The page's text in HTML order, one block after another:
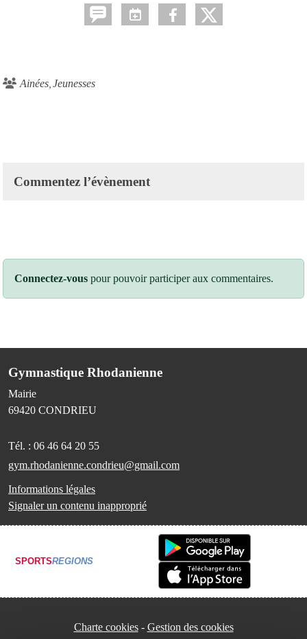
Ainées Jeunesses
Commentez l’évènement
Connectez-vous pour pouvoir participer aux commentaires.
Gymnastique Rhodanienne
Mairie
69420 CONDRIEU
Tél. : 06 46 64 20 55
gym.rhodanienne.condrieu@gmail.com
Informations légales
Signaler un contenu inapproprié
SPORTSREGIONS
Charte cookies Gestion des cookies